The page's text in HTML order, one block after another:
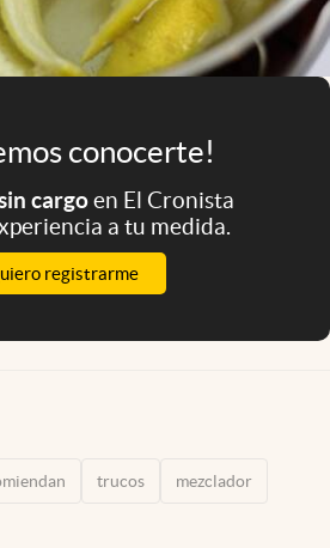
conocerte!
cargoen El Cronista
a tu medida.
registrarme
trucos mezclador